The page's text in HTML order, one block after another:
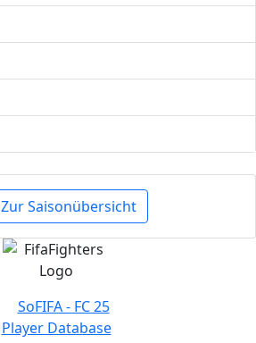
Zur Saisonübersicht